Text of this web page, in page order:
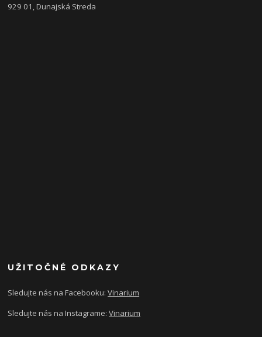
929 01, Dunajská Streda
UŽITOČNÉ ODKAZY
Sledujte nás na Facebooku:Vinarium
Sledujte nás na Instagrame:Vinarium